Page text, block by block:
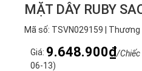
MẶT DÂY RUBY
Mã số: TSVN029159 | Thương
Giá: 9.648.900₫/Chiếc
06-13)